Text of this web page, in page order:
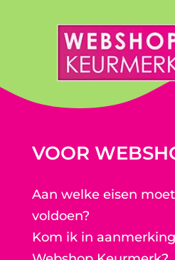
VOOR
Aan welke eisen
voldoen?
Kom ik in